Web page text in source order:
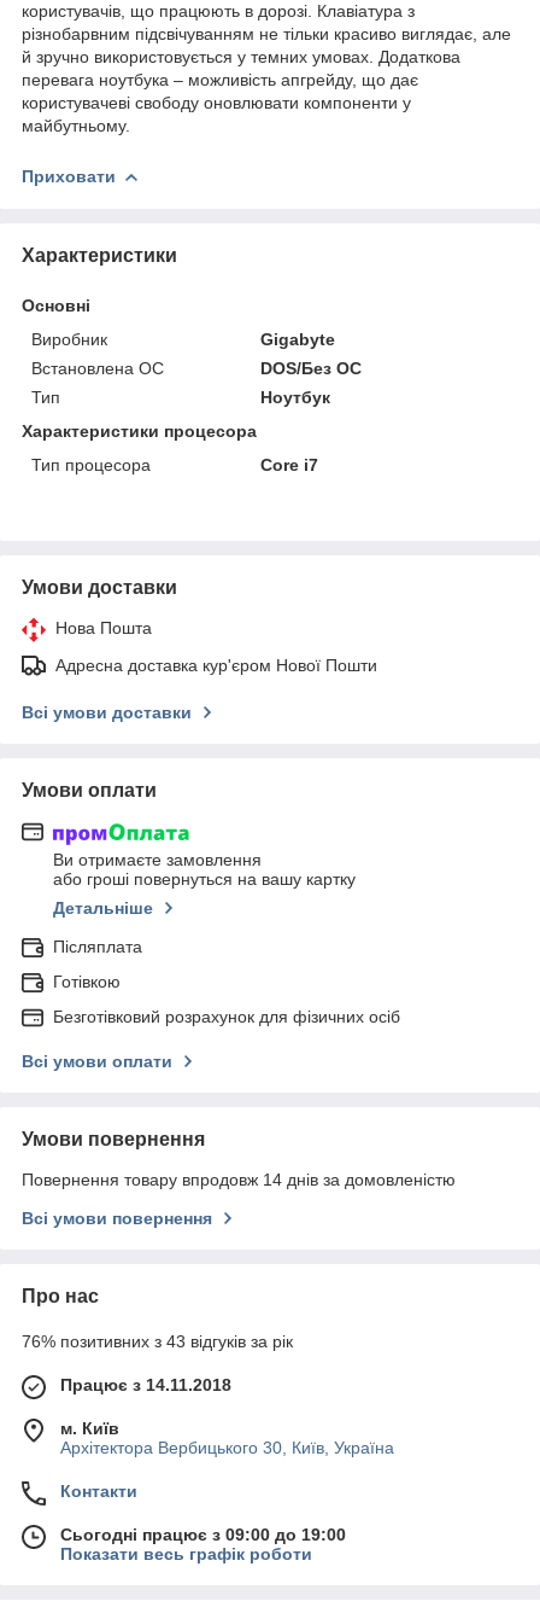
користувачів, що працюють в дорозі. Клавіатура з
різнобарвним підсвічуванням не тільки красиво виглядає, але
й зручно використовується у темних умовах. Додаткова
перевага ноутбука – можливість апгрейду, що дає
користувачеві свободу оновлювати компоненти у
майбутньому.
Приховати
Характеристики
Основні
Виробник
Gigabyte
Встановлена ОС
DOS/Без ОС
Тип
Ноутбук
Характеристики процесора
Тип процесора
Core i7
Умови доставки
Нова Пошта
Адресна доставка кур'єром Нової Пошти
Всі умови доставки
Умови оплати
Ви отримаєте замовлення
або гроші повернуться на вашу картку
Детальніше
Післяплата
Готівкою
Безготівковий розрахунок для фізичних осіб
Всі умови оплати
Умови повернення
Повернення товару впродовж 14 днів за домовленістю
Всі умови повернення
Про нас
76% позитивних з 43 відгуків за рік
Працює з 14.11.2018
м. Київ
Архітектора Вербицького 30, Київ, Україна
Контакти
Сьогодні працює з 09:00 до 19:00
Показати весь графік роботи